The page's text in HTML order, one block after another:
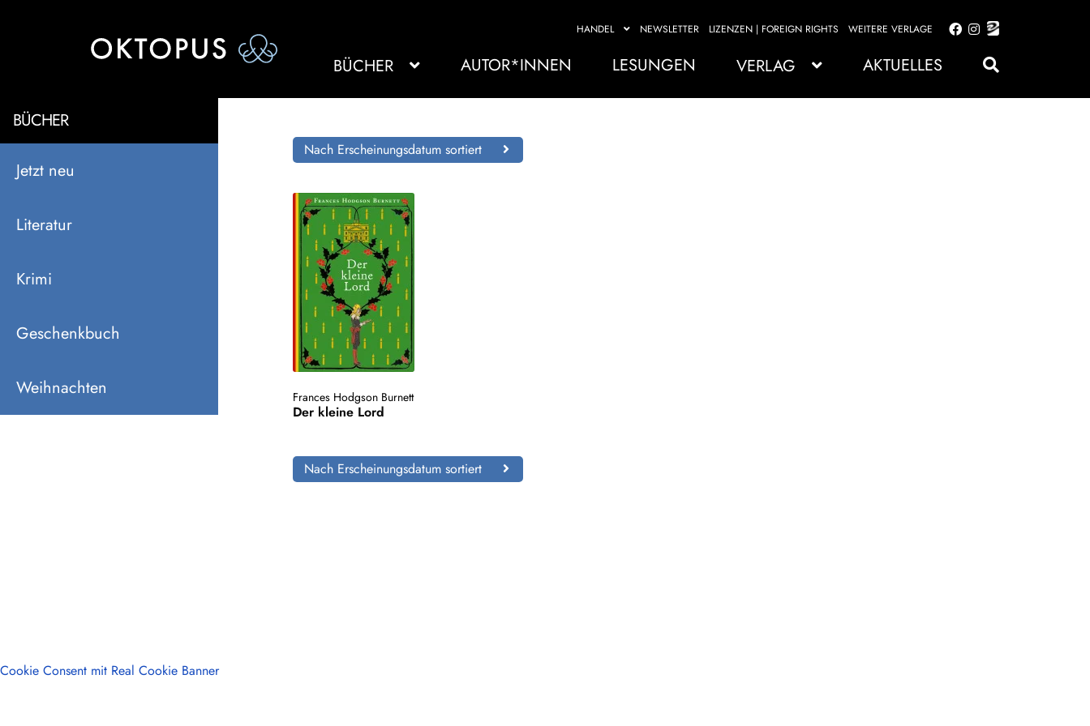
HANDEL NEWSLETTER LIZENZEN | FOREIGN RIGHTS WEITERE VERLAGE
Zur
springen
Zum
springen
BÜCHER AUTOR*INNEN LESUNGEN VERLAG AKTUELLES
BÜCHER
Jetzt neu
Literatur
Krimi
Geschenkbuch
Weihnachten
Nach Erscheinungsdatum sortiert
Frances Hodgson Burnett
Der kleine Lord
Nach Erscheinungsdatum sortiert
Cookie Consent mit Real Cookie Banner